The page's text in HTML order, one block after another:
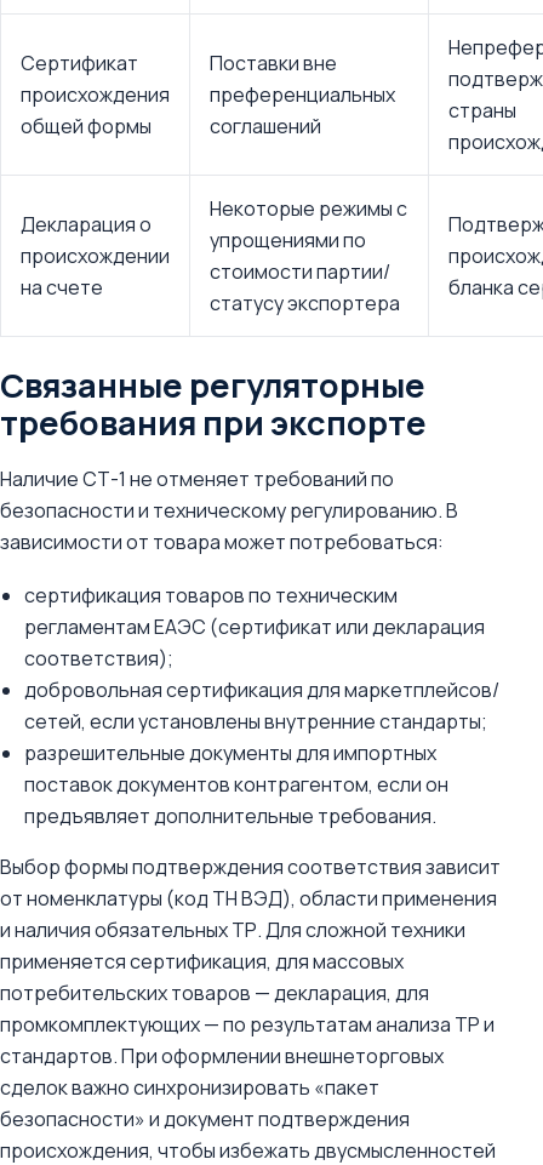
Сертификат
происхождения
общей формы
Поставки вне
преференциальных
соглашений
страны
Декларация о
происхождении
на счете
Некоторые режимы с
упрощениями по
стоимости партии/
статусу экспортера
бланка
Связанные регуляторные
требования при экспорте
Наличие СТ-1 не отменяет требований по
безопасности и техническому регулированию. В
зависимости от товара может потребоваться:
сертификация товаров по техническим
регламентам ЕАЭС (сертификат или декларация
соответствия);
добровольная сертификация для маркетплейсов/
сетей, если установлены внутренние стандарты;
разрешительные документы для импортных
поставок документов контрагентом, если он
предъявляет дополнительные требования.
Выбор формы подтверждения соответствия зависит
от номенклатуры (код ТН ВЭД), области применения
и наличия обязательных ТР. Для сложной техники
применяется сертификация, для массовых
потребительских товаров — декларация, для
промкомплектующих — по результатам анализа ТР и
стандартов. При оформлении внешнеторговых
сделок важно синхронизировать «пакет
безопасности» и документ подтверждения
происхождения, чтобы избежать двусмысленностей